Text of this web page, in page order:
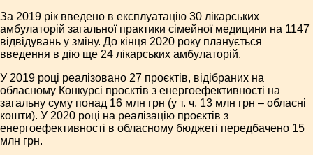
За 2019 рік введено в експлуатацію 30 лікарських
амбулаторій загальної практики сімейної медицини на 1147
відвідувань у зміну. До кінця 2020 року планується
введення в дію ще 24 лікарських амбулаторій.
У 2019 році реалізовано 27 проєктів, відібраних на
обласному Конкурсі проєктів з енергоефективності на
загальну суму понад 16 млн грн (у т. ч. 13 млн грн – обласні
кошти). У 2020 році на реалізацію проєктів з
енергоефективності в обласному бюджеті передбачено 15
млн грн.